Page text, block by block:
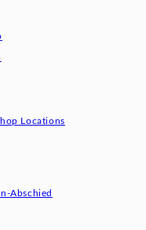
Locations
Abschied